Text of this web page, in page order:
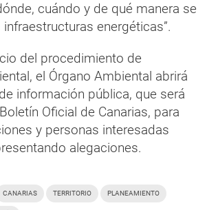
cuándo y de qué manera se
energéticas”.
del procedimiento de
el Órgano Ambiental abrirá
información pública, que será
Oficial de Canarias, para
y personas interesadas
alegaciones.
CANARIAS TERRITORIO PLANEAMIENTO